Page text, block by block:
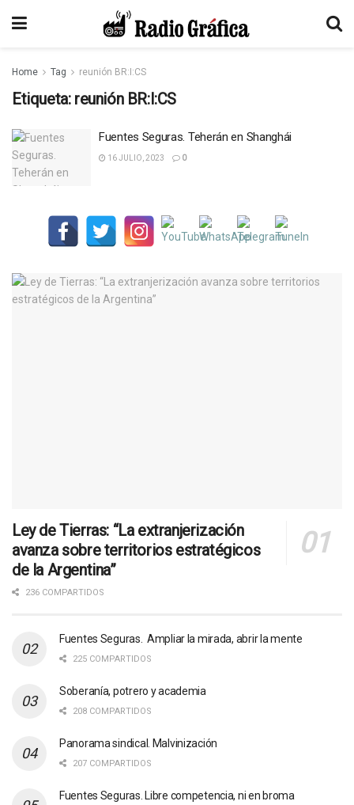
Home Tag reunión BR:I:CS
Etiqueta: reunión BR:I:CS
Fuentes Seguras. Teherán en Shanghái
16 JULIO, 2023 0
Ley de Tierras: “La extranjerización
avanza sobre territorios estratégicos
de la Argentina”
236 COMPARTIDOS
Fuentes Seguras. Ampliar la mirada, abrir la mente
225 COMPARTIDOS
Soberanía, potrero y academia
208 COMPARTIDOS
Panorama sindical. Malvinización
207 COMPARTIDOS
Fuentes Seguras. Libre competencia, ni en broma